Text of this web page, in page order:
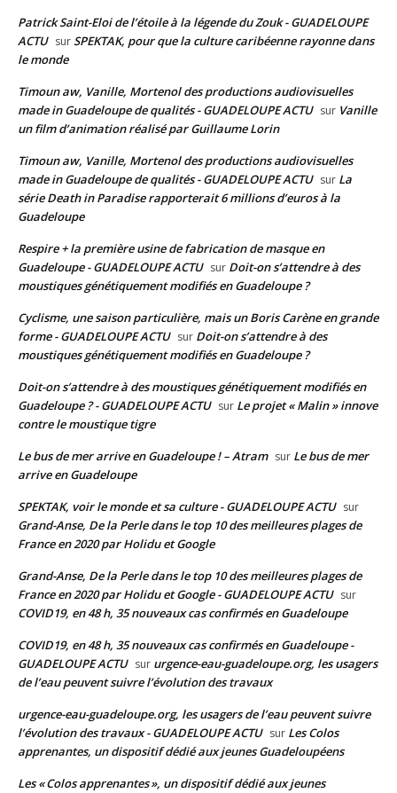
Patrick Saint-Eloi de l’étoile à la légende du Zouk - GUADELOUPE
ACTU surSPEKTAK, pour que la culture caribéenne rayonne dans
le monde
Timoun aw, Vanille, Mortenol des productions audiovisuelles
made in Guadeloupe de qualités - GUADELOUPE ACTU sur Vanille
un film d’animation réalisé par Guillaume Lorin
Timoun aw, Vanille, Mortenol des productions audiovisuelles
made in Guadeloupe de qualités - GUADELOUPE ACTU sur La
série Death in Paradise rapporterait 6 millions d’euros à la
Guadeloupe
Respire + la première usine de fabrication de masque en
Guadeloupe - GUADELOUPE ACTU sur Doit-on s’attendre à des
moustiques génétiquement modifiés en Guadeloupe ?
Cyclisme, une saison particulière, mais un Boris Carène en grande
forme - GUADELOUPE ACTU sur Doit-on s’attendre à des
moustiques génétiquement modifiés en Guadeloupe ?
Doit-on s’attendre à des moustiques génétiquement modifiés en
Guadeloupe ? - GUADELOUPE ACTU sur Le projet « Malin » innove
contre le moustique tigre
Le bus de mer arrive en Guadeloupe ! – Atram sur Le bus de mer
arrive en Guadeloupe
SPEKTAK, voir le monde et sa culture - GUADELOUPE ACTU sur
Grand-Anse, De la Perle dans le top 10 des meilleures plages de
France en 2020 par Holidu et Google
Grand-Anse, De la Perle dans le top 10 des meilleures plages de
France en 2020 par Holidu et Google - GUADELOUPE ACTU sur
COVID19, en 48 h, 35 nouveaux cas confirmés en Guadeloupe
COVID19, en 48 h, 35 nouveaux cas confirmés en Guadeloupe -
GUADELOUPE ACTU sur urgence-eau-guadeloupe.org, les usagers
de l’eau peuvent suivre l’évolution des travaux
urgence-eau-guadeloupe.org, les usagers de l’eau peuvent suivre
l’évolution des travaux - GUADELOUPE ACTU sur Les Colos
apprenantes, un dispositif dédié aux jeunes Guadeloupéens
Les « Colos apprenantes », un dispositif dédié aux jeunes